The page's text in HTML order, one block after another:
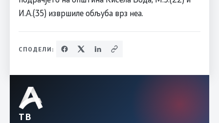
И.А.(35) извршиле обљуба врз неа.
СПОДЕЛИ:
ТВ